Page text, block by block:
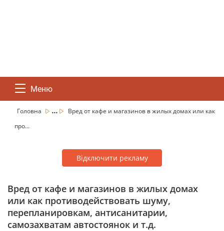
Меню
Головна ...
Вред от кафе и магазинов в жилых домах или как
про...
Відключити рекламу
Вред от кафе и магазинов в жилых домах
или как противодействовать шуму,
перепланировкам, антисанитарии,
самозахватам автостоянок и т.д.